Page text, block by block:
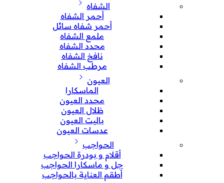
الشفاه
أحمر الشفاه
أحمر شفاه سائل
ملمع الشفاه
محدد الشفاه
نافخ الشفاه
مرطب الشفاه
العيون
الماسكارا
محدد العيون
ظلال العيون
باليت العيون
عدسات العيون
الحواجب
أقلام و بودرة الحواجب
جل و ماسكارا الحواجب
أطقم العناية بالحواجب